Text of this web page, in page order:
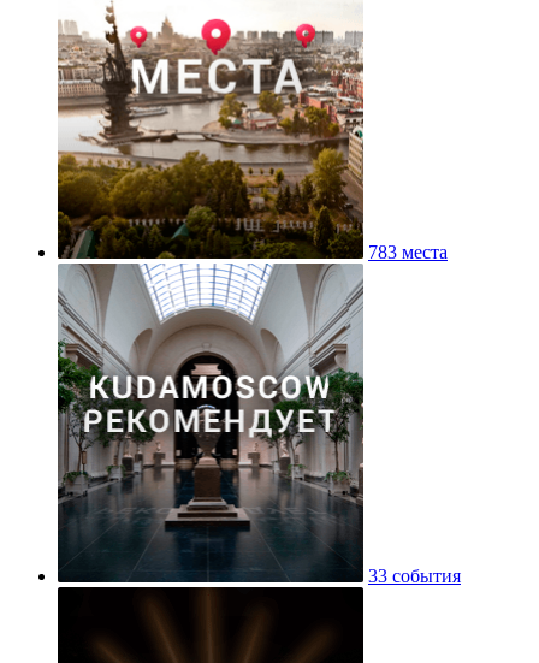
783 места
33 события